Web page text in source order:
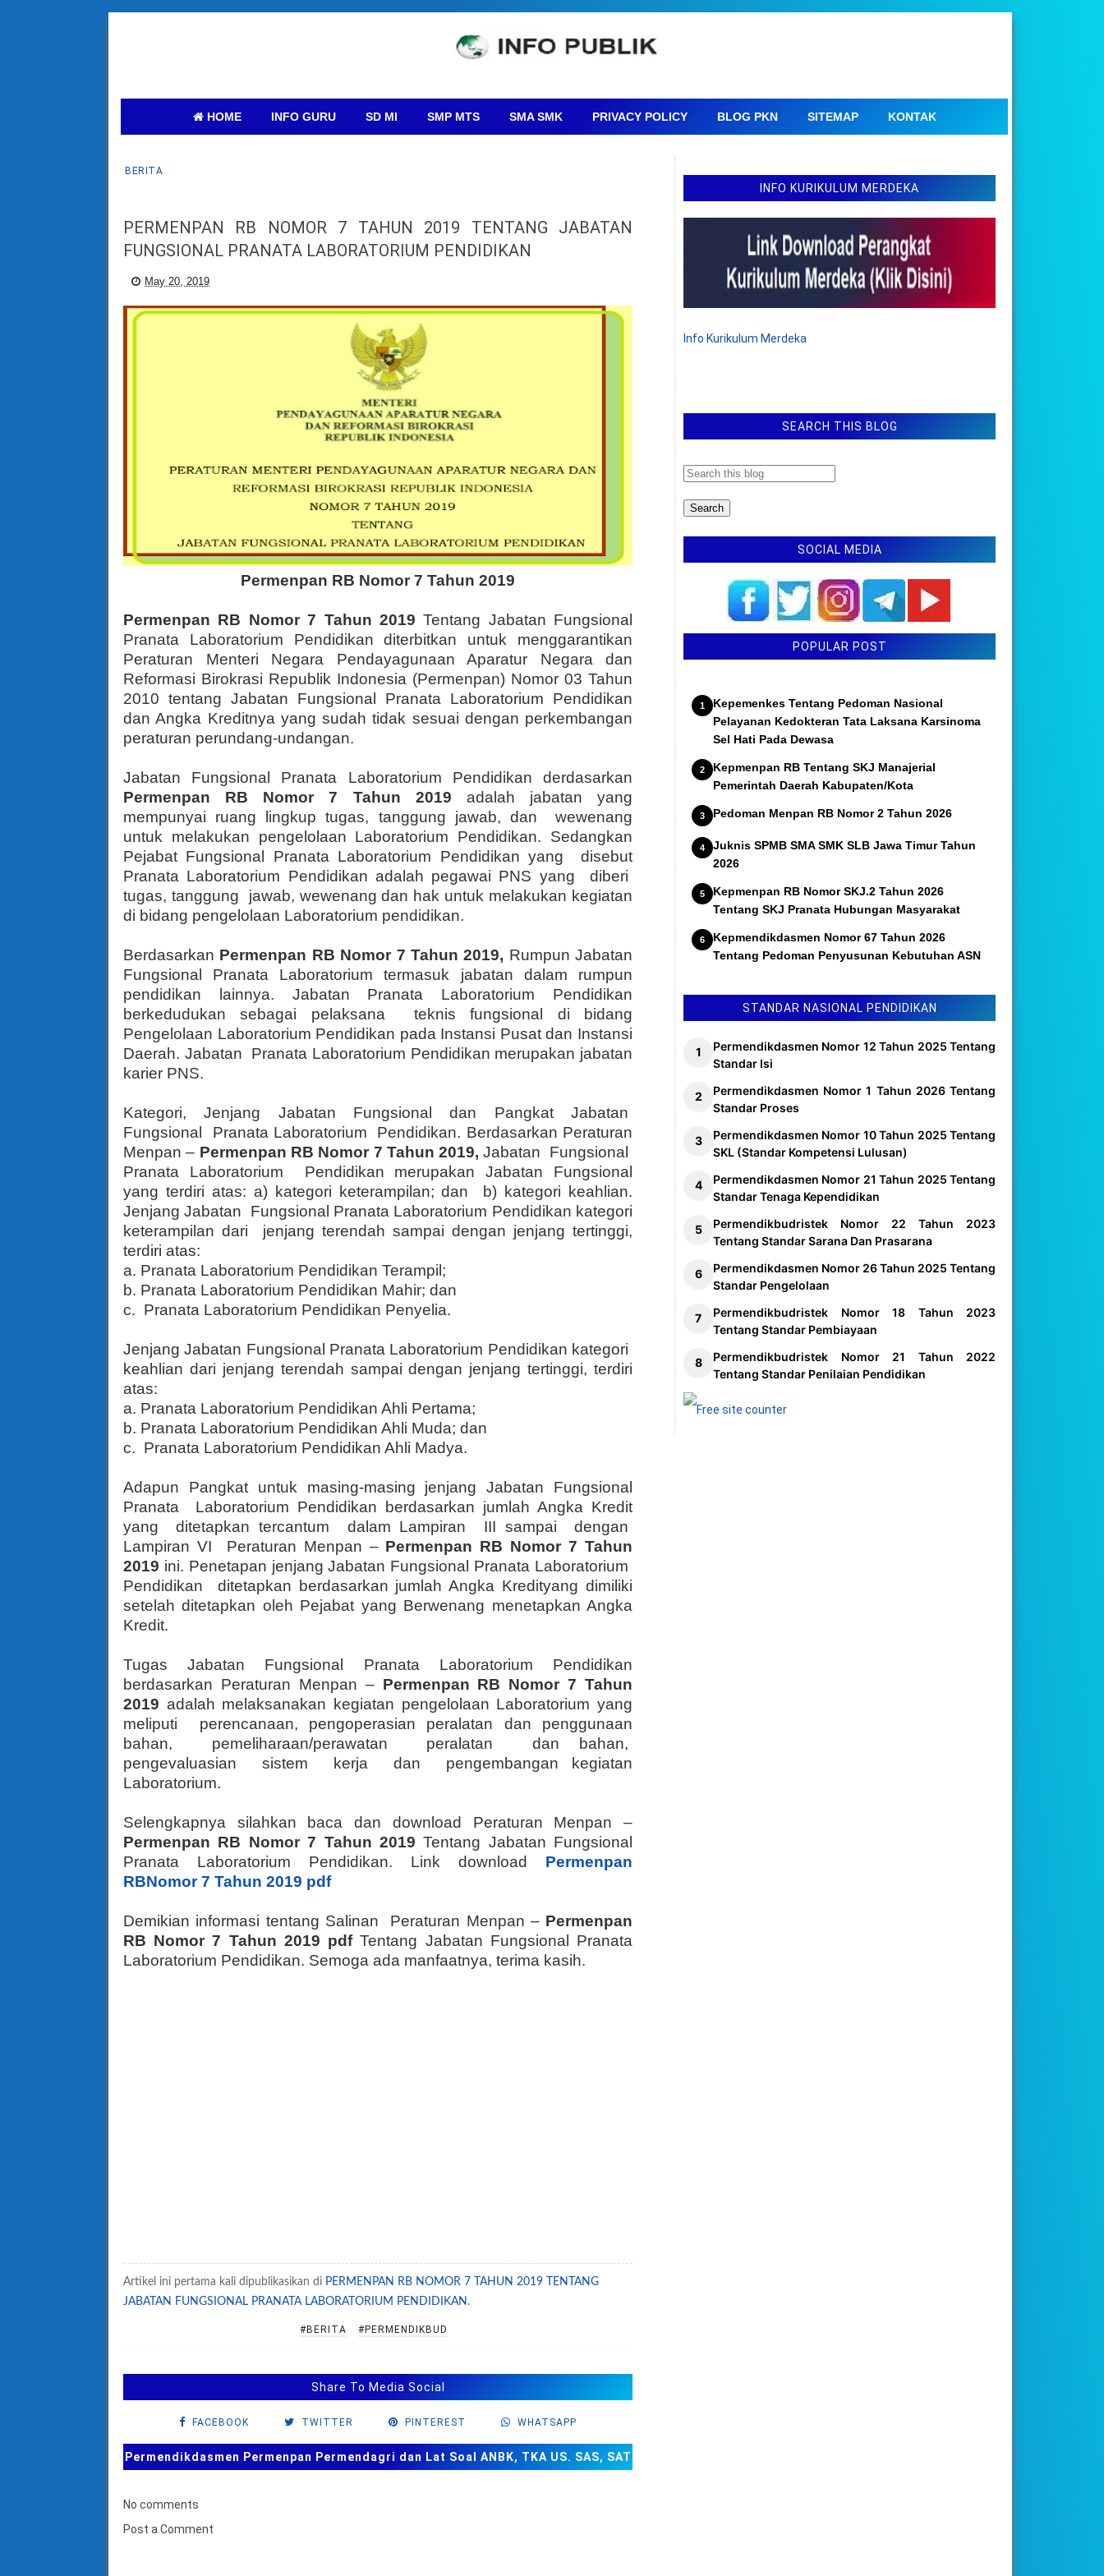
HOME INFO GURU SD MI SMP MTS SMA SMK PRIVACY POLICY BLOG PKN SITEMAP KONTAK
BERITA
PERMENPAN RB NOMOR 7 TAHUN 2019 TENTANG JABATAN
FUNGSIONAL PRANATA LABORATORIUM PENDIDIKAN
May 20, 2019
Permenpan RB Nomor 7 Tahun 2019
Permenpan RB Nomor 7 Tahun 2019 Tentang Jabatan Fungsional
Pranata Laboratorium Pendidikan diterbitkan untuk menggarantikan
Peraturan Menteri Negara Pendayagunaan Aparatur Negara dan
Reformasi Birokrasi Republik Indonesia (Permenpan) Nomor 03 Tahun
2010 tentang Jabatan Fungsional Pranata Laboratorium Pendidikan
dan Angka Kreditnya yang sudah tidak sesuai dengan perkembangan
peraturan perundang-undangan.
Jabatan Fungsional Pranata Laboratorium Pendidikan derdasarkan
Permenpan RB Nomor 7 Tahun 2019 adalah jabatan yang
mempunyai ruang lingkup tugas, tanggung jawab, dan wewenang
untuk melakukan pengelolaan Laboratorium Pendidikan. Sedangkan
Pejabat Fungsional Pranata Laboratorium Pendidikan yang disebut
Pranata Laboratorium Pendidikan adalah pegawai PNS yang diberi
tugas, tanggung jawab, wewenang dan hak untuk melakukan kegiatan
di bidang pengelolaan Laboratorium pendidikan.
Berdasarkan Permenpan RB Nomor 7 Tahun 2019, Rumpun Jabatan
Fungsional Pranata Laboratorium termasuk jabatan dalam rumpun
pendidikan lainnya. Jabatan Pranata Laboratorium Pendidikan
berkedudukan sebagai pelaksana teknis fungsional di bidang
Pengelolaan Laboratorium Pendidikan pada Instansi Pusat dan Instansi
Daerah. Jabatan Pranata Laboratorium Pendidikan merupakan jabatan
karier PNS.
Kategori, Jenjang Jabatan Fungsional dan Pangkat Jabatan
Fungsional Pranata Laboratorium Pendidikan. Berdasarkan Peraturan
Menpan – Permenpan RB Nomor 7 Tahun 2019,Jabatan Fungsional
Pranata Laboratorium Pendidikan merupakan Jabatan Fungsional
yang terdiri atas: a) kategori keterampilan; dan b) kategori keahlian.
Jenjang Jabatan Fungsional Pranata Laboratorium Pendidikan kategori
keterampilan dari jenjang terendah sampai dengan jenjang tertinggi,
terdiri atas:
a. Pranata Laboratorium Pendidikan Terampil;
b. Pranata Laboratorium Pendidikan Mahir; dan
c. Pranata Laboratorium Pendidikan Penyelia.
Jenjang Jabatan Fungsional Pranata Laboratorium Pendidikan kategori
keahlian dari jenjang terendah sampai dengan jenjang tertinggi, terdiri
atas:
a. Pranata Laboratorium Pendidikan Ahli Pertama;
b. Pranata Laboratorium Pendidikan Ahli Muda; dan
c. Pranata Laboratorium Pendidikan Ahli Madya.
Adapun Pangkat untuk masing-masing jenjang Jabatan Fungsional
Pranata Laboratorium Pendidikan berdasarkan jumlah Angka Kredit
yang ditetapkan tercantum dalam Lampiran III sampai dengan
Lampiran VI Peraturan Menpan –Permenpan RB Nomor 7 Tahun
2019 ini. Penetapan jenjang Jabatan Fungsional Pranata Laboratorium
Pendidikan ditetapkan berdasarkan jumlah Angka Kredityang dimiliki
setelah ditetapkan oleh Pejabat yang Berwenang menetapkan Angka
Kredit.
Tugas Jabatan Fungsional Pranata Laboratorium Pendidikan
berdasarkan Peraturan Menpan –Permenpan RB Nomor 7 Tahun
2019 adalah melaksanakan kegiatan pengelolaan Laboratorium yang
meliputi perencanaan, pengoperasian peralatan dan penggunaan
bahan, pemeliharaan/perawatan peralatan dan bahan,
pengevaluasian sistem kerja dan pengembangan kegiatan
Laboratorium.
Selengkapnya silahkan baca dan download Peraturan Menpan –
Permenpan RB Nomor 7 Tahun 2019 Tentang Jabatan Fungsional
Pranata Laboratorium Pendidikan. Link download Permenpan
RBNomor 7 Tahun 2019 pdf
Demikian informasi tentang Salinan Peraturan Menpan – Permenpan
RB Nomor 7 Tahun 2019 pdfTentang Jabatan Fungsional Pranata
Laboratorium Pendidikan. Semoga ada manfaatnya, terima kasih.
Artikel ini pertama kali dipublikasikan di PERMENPAN RB NOMOR 7 TAHUN 2019 TENTANG
JABATAN FUNGSIONAL PRANATA LABORATORIUM PENDIDIKAN .
#BERITA #PERMENDIKBUD
Share To Media Social
FACEBOOK TWITTER PINTEREST WHATSAPP
Permendikdasmen Permenpan Permendagri dan Lat Soal ANBK, TKA US. SAS, SAT
No comments
Post a Comment
INFO KURIKULUM MERDEKA
Info Kurikulum Merdeka
SEARCH THIS BLOG
SOCIAL MEDIA
POPULAR POST
Kepemenkes Tentang Pedoman Nasional
Pelayanan Kedokteran Tata Laksana Karsinoma
Sel Hati Pada Dewasa
Kepmenpan RB Tentang SKJ Manajerial
Pemerintah Daerah Kabupaten/Kota
Pedoman Menpan RB Nomor 2 Tahun 2026
Juknis SPMB SMA SMK SLB Jawa Timur Tahun
2026
Kepmenpan RB Nomor SKJ.2 Tahun 2026
Tentang SKJ Pranata Hubungan Masyarakat
Kepmendikdasmen Nomor 67 Tahun 2026
Tentang Pedoman Penyusunan Kebutuhan ASN
STANDAR NASIONAL PENDIDIKAN
Permendikdasmen Nomor 12 Tahun 2025 Tentang
Standar Isi
Permendikdasmen Nomor 1 Tahun 2026 Tentang
Standar Proses
Permendikdasmen Nomor 10 Tahun 2025 Tentang
SKL (Standar Kompetensi Lulusan)
Permendikdasmen Nomor 21 Tahun 2025 Tentang
Standar Tenaga Kependidikan
Permendikbudristek Nomor 22 Tahun 2023
Tentang Standar Sarana Dan Prasarana
Permendikdasmen Nomor 26 Tahun 2025 Tentang
Standar Pengelolaan
Permendikbudristek Nomor 18 Tahun 2023
Tentang Standar Pembiayaan
Permendikbudristek Nomor 21 Tahun 2022
Tentang Standar Penilaian Pendidikan